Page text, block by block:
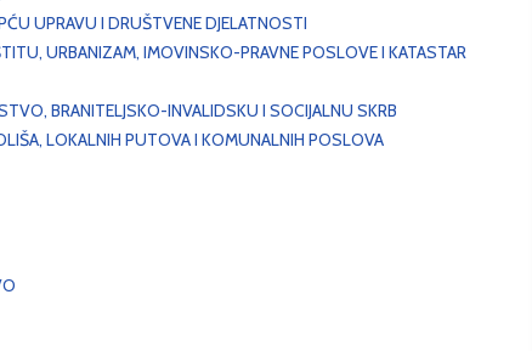
UPRAVU I DRUŠTVENE DJELATNOSTI
URBANIZAM, IMOVINSKO-PRAVNE POSLOVE I KATASTAR
BRANITELJSKO-INVALIDSKU I SOCIJALNU SKRB
LOKALNIH PUTOVA I KOMUNALNIH POSLOVA